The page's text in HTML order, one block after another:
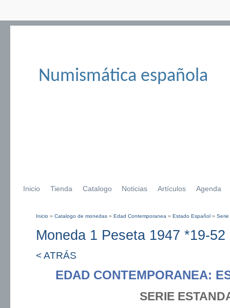
Numismática española
Inicio Tienda Catalogo Noticias Artículos Agenda
Inicio » Catalogo de monedas » Edad Contemporanea » Estado Español »
Moneda 1 Peseta 1947 *19-52
< ATRÁS
EDAD CONTEMPORANEA:
SERIE